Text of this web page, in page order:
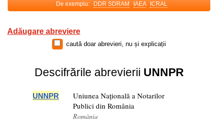
De exemplu: DDR SDRAM IAEA ICRAL
Adăugare abreviere
caută doar abrevieri, nu și explicații
Descifrările abrevierii UNNPR
UNNPR
Uniunea Națională a Notarilor
Publici din România
România